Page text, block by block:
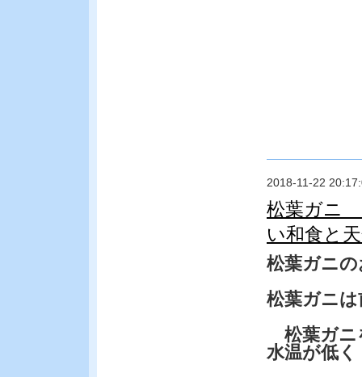
2018-11-22
松葉ガニ
い和食と
松葉ガニ
松葉ガニ
松葉ガニ
水温が低